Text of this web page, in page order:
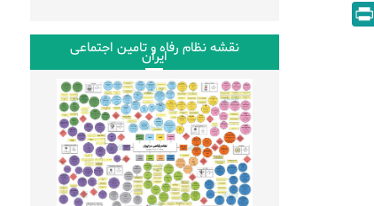
نقشه نظام رفاه و تامین اجتماعی
ایران